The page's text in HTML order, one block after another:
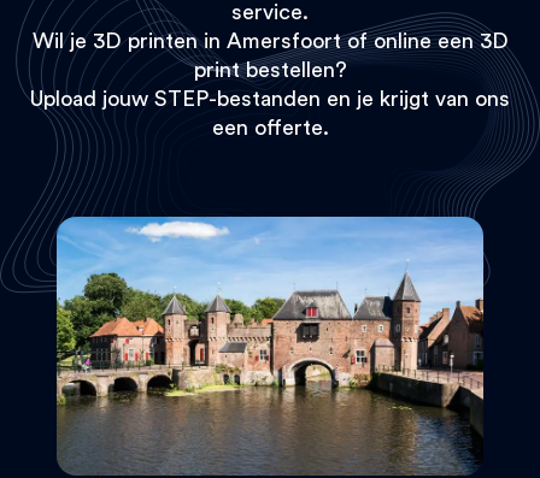
service.
Wil je 3D printen in Amersfoort of online een 3D
print bestellen?
Upload jouw STEP-bestanden en je krijgt van ons
een offerte.